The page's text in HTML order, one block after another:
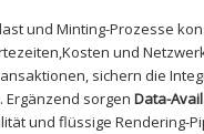
⁣und Minting-Prozesse
und
sichern die‍
​sorgen Data-
und​ flüssige⁤ Rendering-